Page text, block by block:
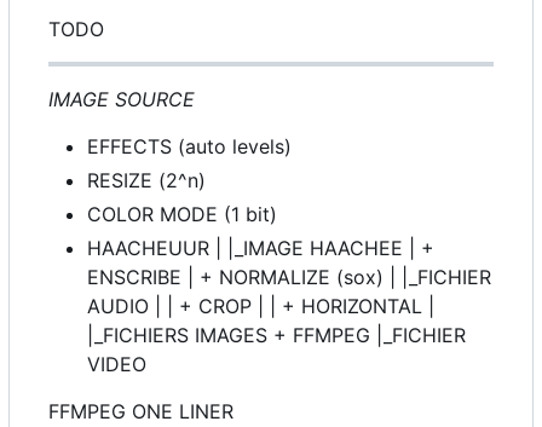
TODO
IMAGE SOURCE
EFFECTS (auto levels)
RESIZE (2^n)
COLOR MODE (1 bit)
HAACHEUUR | |_IMAGE HAACHEE | +
ENSCRIBE | + NORMALIZE (sox) | |_FICHIER
AUDIO | | + CROP | | + HORIZONTAL |
|_FICHIERS IMAGES + FFMPEG |_FICHIER
VIDEO
FFMPEG ONE LINER